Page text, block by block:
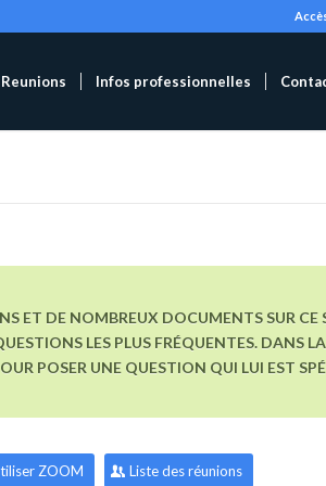
Reunions Infos professionnelles
ET DE NOMBREUX DOCUMENTS SUR CE
LES PLUS FRÉQUENTES. DANS
POSER UNE QUESTION QUI LUI EST
ZOOM Liste des réunions